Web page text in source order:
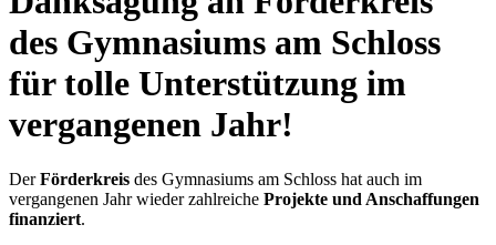
des Gymnasiums am Schloss
für tolle Unterstützung im
vergangenen Jahr!
DerFörderkreis des Gymnasiums am Schloss hat auch im
vergangenen Jahr wieder zahlreiche Projekte und Anschaffungen
finanziert.